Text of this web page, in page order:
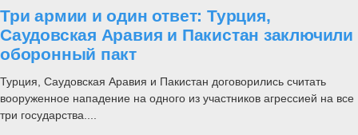
Три армии и один ответ: Турция,
Саудовская Аравия и Пакистан заключили
оборонный пакт
Турция, Саудовская Аравия и Пакистан договорились считать
вооруженное нападение на одного из участников агрессией на все
три государства....